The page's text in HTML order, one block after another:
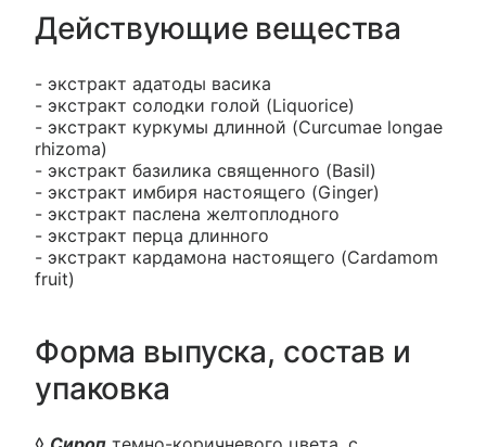
Действующие вещества
- экстракт адатоды васика
- экстракт солодки голой (Liquorice)
- экстракт куркумы длинной (Curcumae longae
rhizoma)
- экстракт базилика священного (Basil)
- экстракт имбиря настоящего (Ginger)
- экстракт паслена желтоплодного
- экстракт перца длинного
- экстракт кардамона настоящего (Cardamom
fruit)
Форма выпуска, состав и
упаковка